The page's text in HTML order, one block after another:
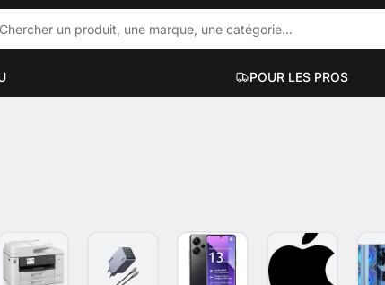
POUR LES PROS
Sacs et sacoches
Supports et accessoires
Filtres de confidentialité
PC
PC